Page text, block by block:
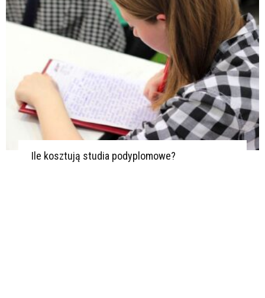
Ile kosztują studia podyplomowe?